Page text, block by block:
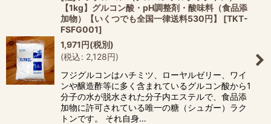
【1kg】グルコン酸・pH調整剤・酸味料（食品添
加物）【いくつでも全国一律送料530円】
[TKT-
FSFG001]
1,971円(税別)
(税込: 2,128円)
フジグルコンはハチミツ、ローヤルゼリー、ワイ
ンや醸造酢等に多く含まれているグルコン酸から1
分子の水が脱水された分子内エステルで、食品添
加物に許可されている唯一の糖（シュガー）ラク
トンです。 それ自身…